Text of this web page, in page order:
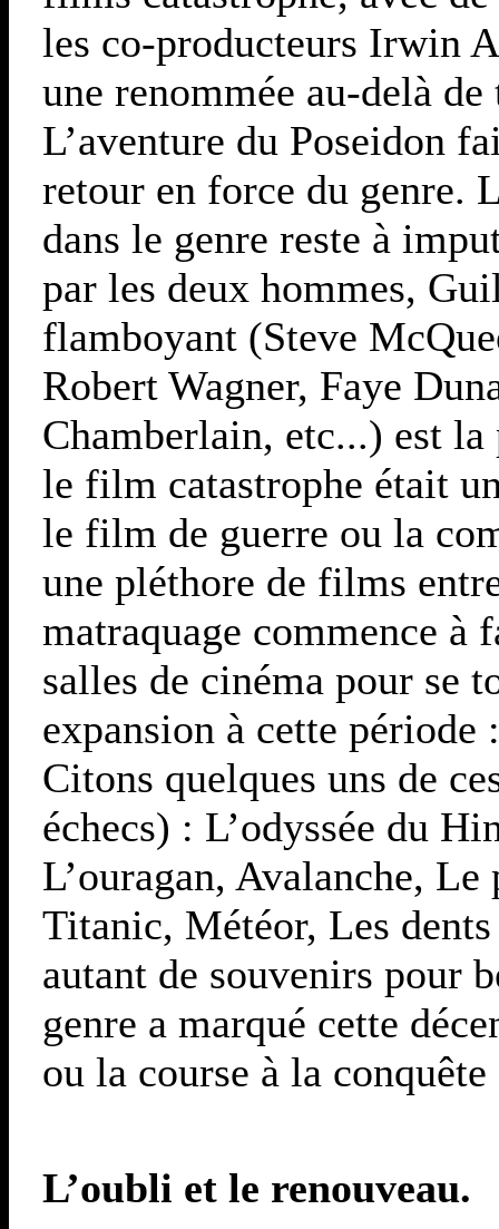
les co-producteurs Irwin
une renommée au-delà
L’aventure du Poseidon
retour en force du genre.
dans le genre reste à
par les deux hommes,
flamboyant (Steve
Robert Wagner, Faye
Chamberlain, etc...) est
le film catastrophe était
le film de guerre ou la
une pléthore de films
matraquage commence à
salles de cinéma pour se
expansion à cette
Citons quelques uns de
échecs) : L’odyssée du
L’ouragan, Avalanche,
Titanic, Météor, Les
autant de souvenirs pour
genre a marqué cette
ou la course à la
L’oubli et le renouveau.